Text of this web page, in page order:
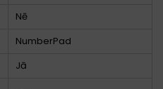
Nē
NumberPad
Jā